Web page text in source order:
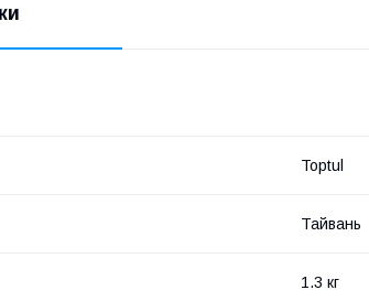
Toptul
Тайвань
1.3 кг